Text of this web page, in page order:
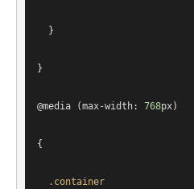
  }
}
@media (max-width: 768px)
{
.container